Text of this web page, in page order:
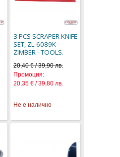
3 PCS SCRAPER KNIFE
SET, ZL-6089K -
ZIMBER - TOOLS.
20,40 € / 39,90 лв.
Промоция:
20,35 € / 39,80 лв.
Не е налично